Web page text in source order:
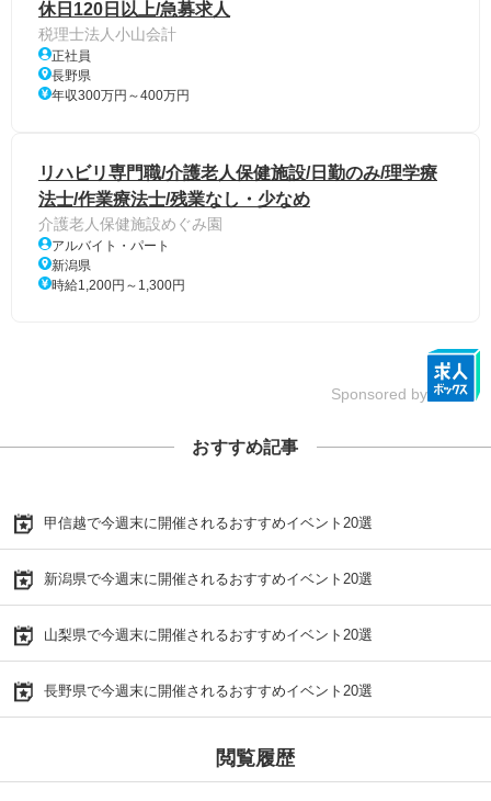
休日120日以上/急募求人
税理士法人小山会計
正社員
長野県
年収300万円～400万円
リハビリ専門職/介護老人保健施設/日勤のみ/理学療
法士/作業療法士/残業なし・少なめ
介護老人保健施設めぐみ園
アルバイト・パート
新潟県
時給1,200円～1,300円
Sponsored by
おすすめ記事
甲信越で今週末に開催されるおすすめイベント20選
新潟県で今週末に開催されるおすすめイベント20選
山梨県で今週末に開催されるおすすめイベント20選
長野県で今週末に開催されるおすすめイベント20選
閲覧履歴